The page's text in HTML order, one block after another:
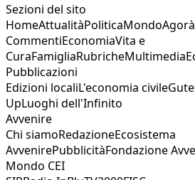
Sezioni del sito
HomeAttualitàPoliticaMondoAgorà
CommentiEconomiaVita e
CuraFamigliaRubricheMultimedia
Pubblicazioni
Edizioni localiL'economia civile
UpLuoghi dell'Infinito
Avvenire
Chi siamoRedazioneEcosistema
AvvenirePubblicitàFondazione
Mondo CEI